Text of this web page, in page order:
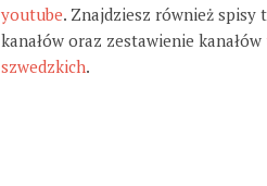
youtube. Znajdziesz również spisy
kanałów oraz zestawienie kanałów
szwedzkich.